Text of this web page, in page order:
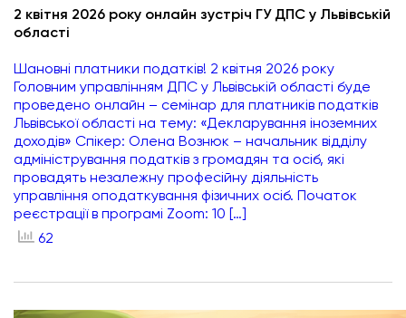
2 квітня 2026 року онлайн зустріч ГУ ДПС у Львівській
області
Шановні платники податків! 2 квітня 2026 року
Головним управлінням ДПС у Львівській області буде
проведено онлайн – семінар для платників податків
Львівської області на тему: «Декларування іноземних
доходів» Спікер: Олена Вознюк – начальник відділу
адміністрування податків з громадян та осіб, які
провадять незалежну професійну діяльність
управління оподаткування фізичних осіб. Початок
реєстрації в програмі Zoom: 10 […]
62